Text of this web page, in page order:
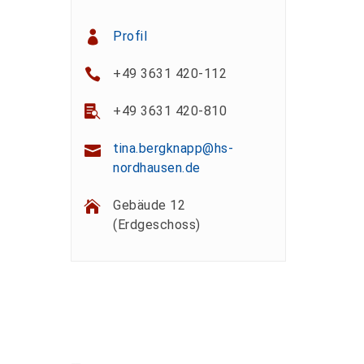
Profil
+49 3631 420-112
+49 3631 420-810
tina.bergknapp@hs-
nordhausen.de
Gebäude 12
(Erdgeschoss)